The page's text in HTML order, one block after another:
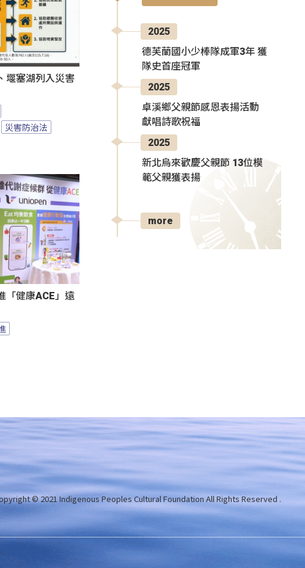
堰塞湖列入災害
災害防治法
「健康ACE」遠
2025
德芙蘭國小少棒隊成軍3年 獲
隊史首座冠軍
2025
卓溪鄉父親節感恩表揚活動
獻唱詩歌祝福
2025
新北烏來歡慶父親節 13位模
範父親獲表揚
more
© 2021 Indigenous Peoples Cultural Foundation All Rights Reserved .